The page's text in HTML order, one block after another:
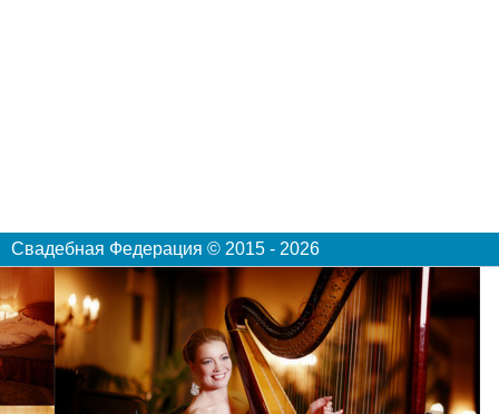
Свадебная Федерация © 2015 - 2026